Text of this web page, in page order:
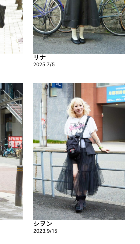
リナ
2025.7/5
シヲン
2023.9/15